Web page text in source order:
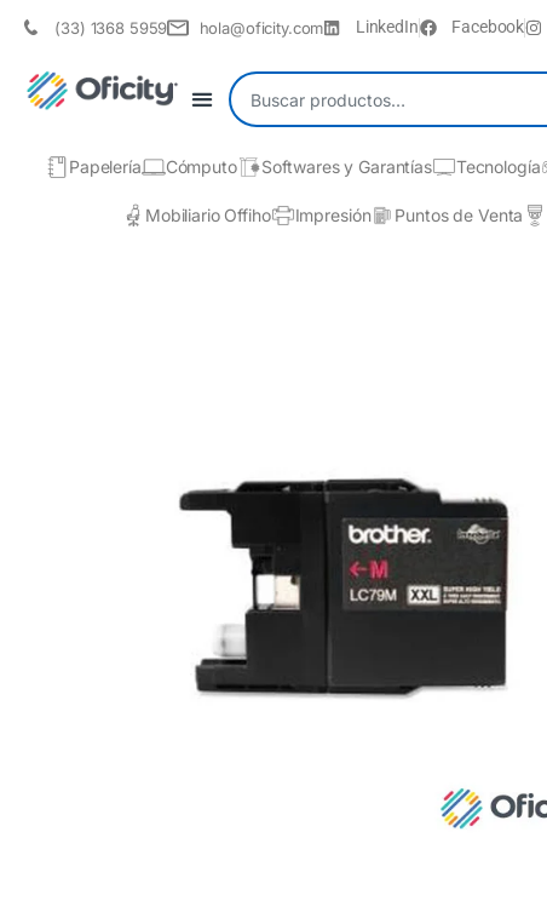
(33) 1368 5959 hola@oficity.com LinkedIn Facebook
Papelería Cómputo Softwares y Garantías Tecnología
Mobiliario Offiho Impresión Puntos de Venta